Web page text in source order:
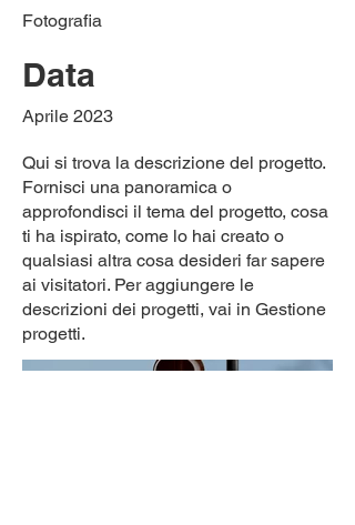
Fotografia
Data
Aprile 2023
Qui si trova la descrizione del progetto.
Fornisci una panoramica o
approfondisci il tema del progetto, cosa
ti ha ispirato, come lo hai creato o
qualsiasi altra cosa desideri far sapere
ai visitatori. Per aggiungere le
descrizioni dei progetti, vai in Gestione
progetti.